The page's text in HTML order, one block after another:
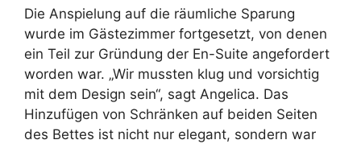
Die Anspielung auf die räumliche Sparung
wurde im Gästezimmer fortgesetzt, von denen
ein Teil zur Gründung der En-Suite angefordert
worden war. „Wir mussten klug und vorsichtig
mit dem Design sein“, sagt Angelica. Das
Hinzufügen von Schränken auf beiden Seiten
des Bettes ist nicht nur elegant, sondern war